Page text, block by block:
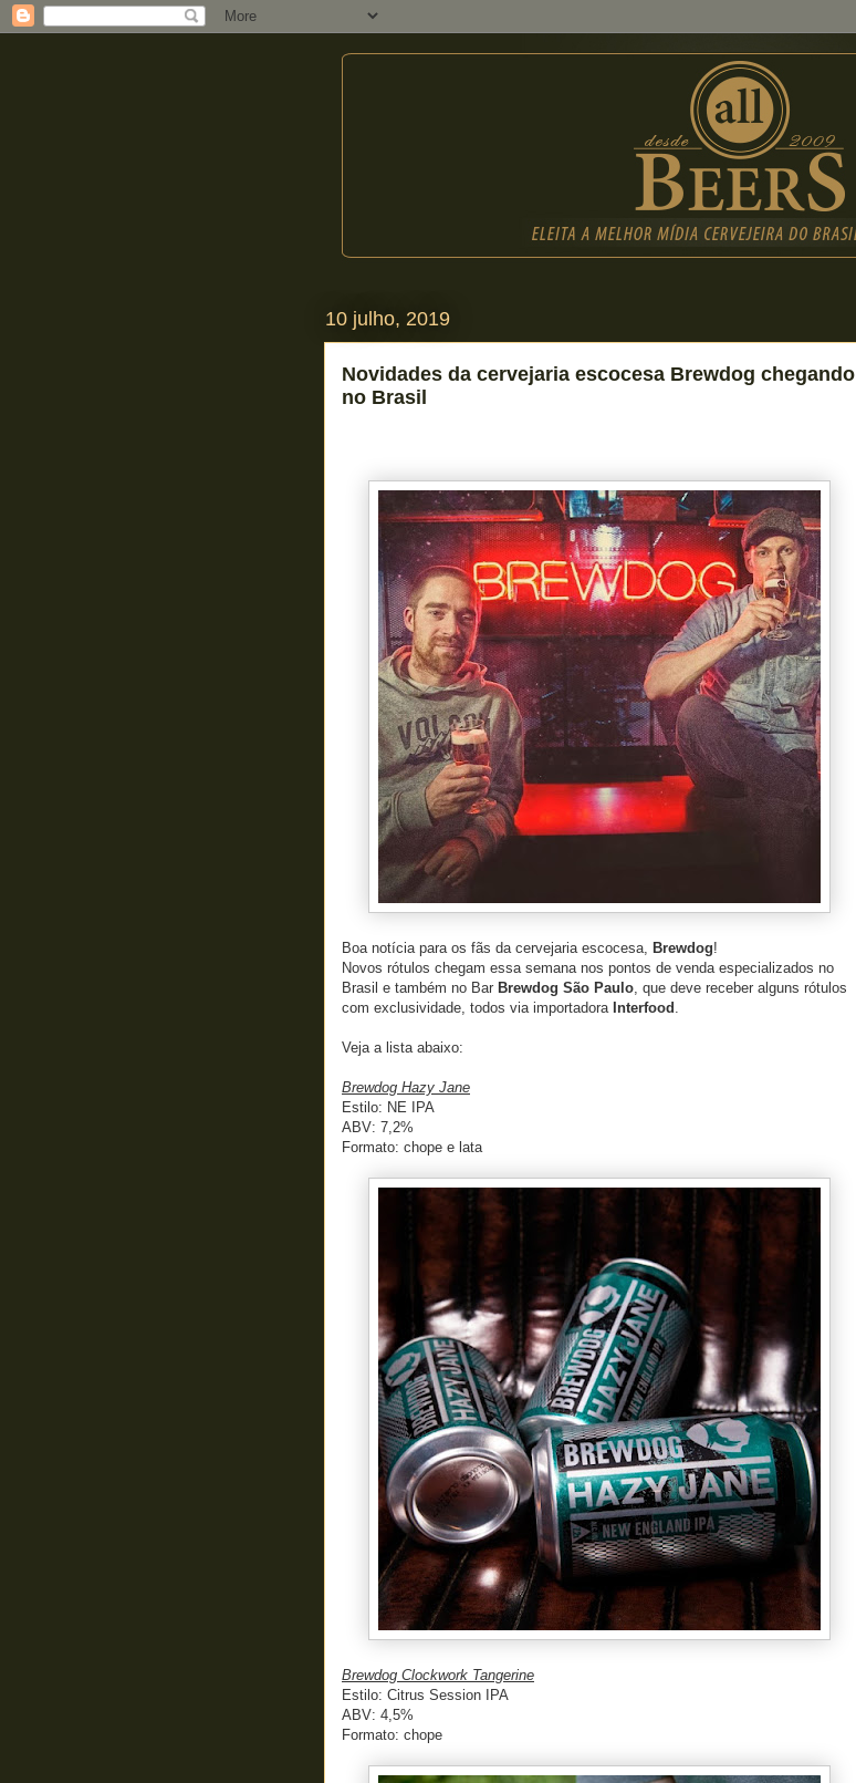
10 julho, 2019
Novidades da cervejaria escocesa Brewdog chegando
no Brasil
Boa notícia para os fãs da cervejaria escocesa, Brewdog!
Novos rótulos chegam essa semana nos pontos de venda especializados no
Brasil e também no Bar Brewdog São Paulo, que deve receber alguns rótulos
com exclusividade, todos via importadora Interfood .
Veja a lista abaixo:
Brewdog Hazy Jane
Estilo: NE IPA
ABV: 7,2%
Formato: chope e lata
Brewdog Clockwork Tangerine
Estilo: Citrus Session IPA
ABV: 4,5%
Formato: chope